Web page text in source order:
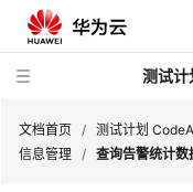
测试
文档首页 / 测试计划
信息管理 / 查询告警统计